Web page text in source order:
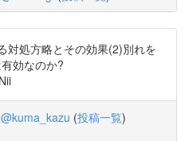
対処方略とその効果(2)別れを
効なのか?
@kuma_kazu (投稿一覧)